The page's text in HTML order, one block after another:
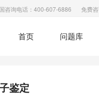
咨询电话：400-607-6886 免费
首页 问题库
鉴定